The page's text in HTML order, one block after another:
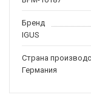
Бренд
IGUS
Страна
Германия